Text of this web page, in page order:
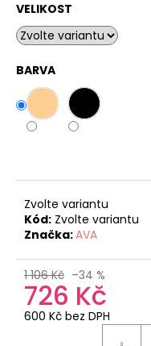
VELIKOST
BARVA
Zvolte variantu
Kód: Zvolte variantu
Značka:AVA
1 106 Kč –34 %
726 Kč
600 Kč bez DPH
D
o
p
č
u
e
m
e